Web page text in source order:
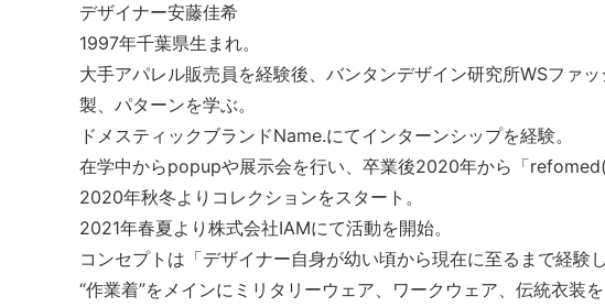
デザイナー安藤佳希
1997年千葉県生まれ。
大手アパレル販売員を経験後、バンタンデザイン研究所WSファ
製、パターンを学ぶ。
ドメスティックブランドName.にてインターンシップを経験。
在学中からpopupや展示会を行い、卒業後2020年から「
2020年秋冬よりコレクションをスタート。
2021年春夏より株式会社IAMにて活動を開始。
コンセプトは「デザイナー自身が幼い頃から現在に至るまで経験
“作業着”をメインにミリタリーウェア、ワークウェア、伝統衣装